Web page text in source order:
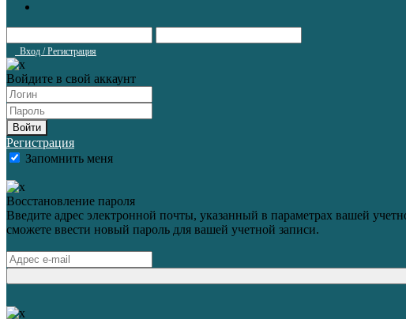
Вход / Регистрация
Войдите в свой аккаунт
Войти
Регистрация
Запомнить меня
Восстановление пароля
Введите адрес электронной почты, указанный в параметрах вашей
сможете ввести новый пароль для вашей учетной записи.